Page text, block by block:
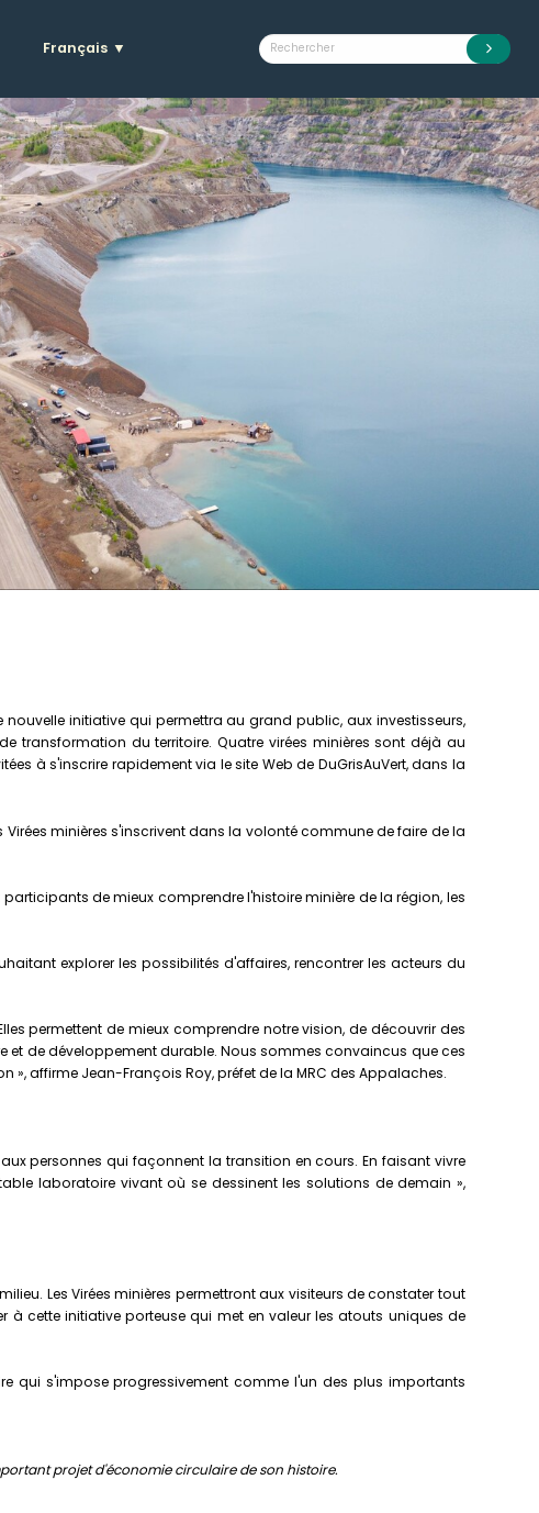
Français ▼
nouvelle initiative qui permettra au grand public, aux investisseurs,
transformation du territoire. Quatre virées minières sont déjà au
à s'inscrire rapidement via le site Web de DuGrisAuVert, dans la
minières s'inscrivent dans la volonté commune de faire de la
de mieux comprendre l'histoire minière de la région, les
explorer les possibilités d'affaires, rencontrer les acteurs du
permettent de mieux comprendre notre vision, de découvrir des
et de développement durable. Nous sommes convaincus que ces
affirme Jean-François Roy, préfet de la MRC des Appalaches.
personnes qui façonnent la transition en cours. En faisant vivre
laboratoire vivant où se dessinent les solutions de demain »,
Les Virées minières permettront aux visiteurs de constater tout
cette initiative porteuse qui met en valeur les atouts uniques de
qui s'impose progressivement comme l'un des plus importants
projet d'économie circulaire de son histoire.